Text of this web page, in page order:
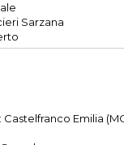
Sarzana
Castelfranco Emilia